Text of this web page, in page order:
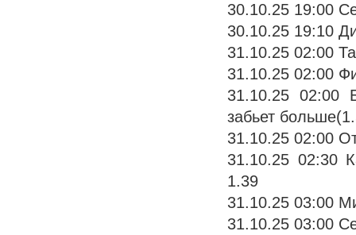
30.10.25 19:00
30.10.25 19:10
31.10.25 02:00
31.10.25 02:00
31.10.25 02:00
забьет
31.10.25 02:00
31.10.25 02:30
1.39
31.10.25 03:00
31.10.25 03:00